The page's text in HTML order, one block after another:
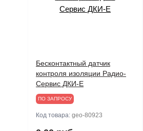
Бесконтактный датчик
контроля изоляции Радио-
Сервис ДКИ-Е
ПО ЗАПРОСУ
Код товара: geo-80923